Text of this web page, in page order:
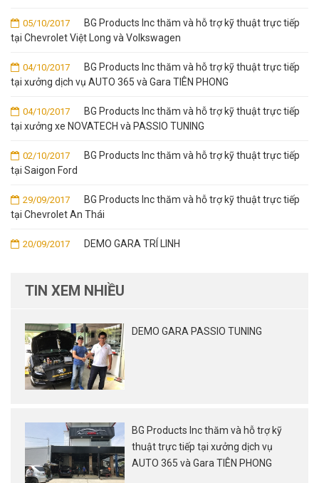
05/10/2017
BG Products Inc thăm và hỗ trợ kỹ thuật trực tiếp
tại Chevrolet Việt Long và Volkswagen
04/10/2017
BG Products Inc thăm và hỗ trợ kỹ thuật trực tiếp
tại xưởng dịch vụ AUTO 365 và Gara TIÊN PHONG
04/10/2017
BG Products Inc thăm và hỗ trợ kỹ thuật trực tiếp
tại xưởng xe NOVATECH và PASSIO TUNING
02/10/2017
BG Products Inc thăm và hỗ trợ kỹ thuật trực tiếp
tại Saigon Ford
29/09/2017
BG Products Inc thăm và hỗ trợ kỹ thuật trực tiếp
tại Chevrolet An Thái
20/09/2017 DEMO GARA TRÍ LINH
TIN XEM NHIỀU
DEMO GARA PASSIO TUNING
BG Products Inc thăm và hỗ trợ kỹ
thuật trực tiếp tại xưởng dịch vụ
AUTO 365 và Gara TIÊN PHONG